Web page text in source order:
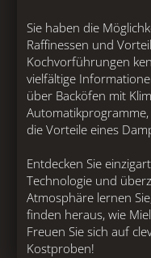
Sie haben die
Raffinessen und
Kochvorführungen
vielfältige
über Backöfen mit
die Vorteile eines
Entdecken Sie
Technologie und
Atmosphäre lernen
finden heraus, wie
Freuen Sie sich auf
Kostproben!